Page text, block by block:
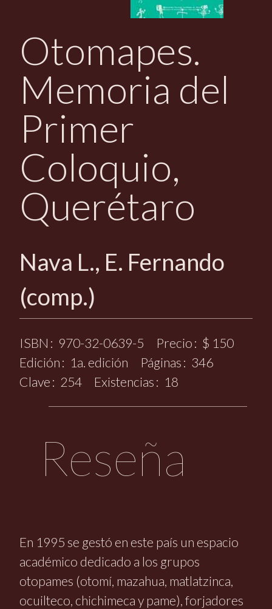
o
Otomapes.
Memoria del
Primer
Coloquio,
Querétaro
Nava L., E. Fernando
(comp.)
ISBN 970-32-0639-5 Precio
$ 150
Edición
1a. edición Páginas
346
Clave
254 Existencias 18
Reseña
En 1995 se gestó en este país un espacio
académico dedicado a los grupos
otopames (otomí, mazahua, matlatzinca,
ocuilteco, chichimeca y pame), forjadores